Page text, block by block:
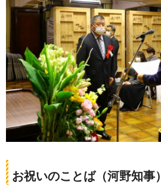
お祝いのことば（河野知事）